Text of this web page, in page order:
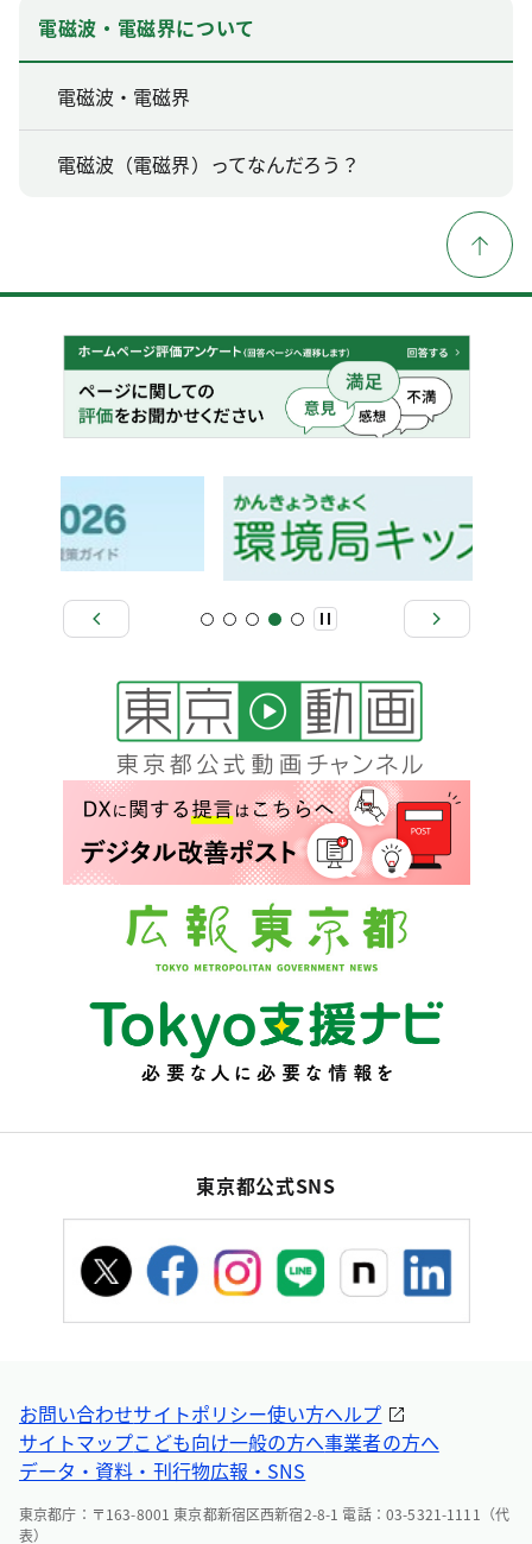
電磁波・電磁界について
電磁波・電磁界
電磁波（電磁界）ってなんだろう？
東京都公式SNS
お問い合わせサイトポリシー使い方ヘルプ
サイトマップこども向け一般の方へ事業者の方へ
データ・資料・刊行物広報・SNS
東京都庁：〒163-8001 東京都新宿区西新宿2-8-1 電話：03-5321-1111（代
表）